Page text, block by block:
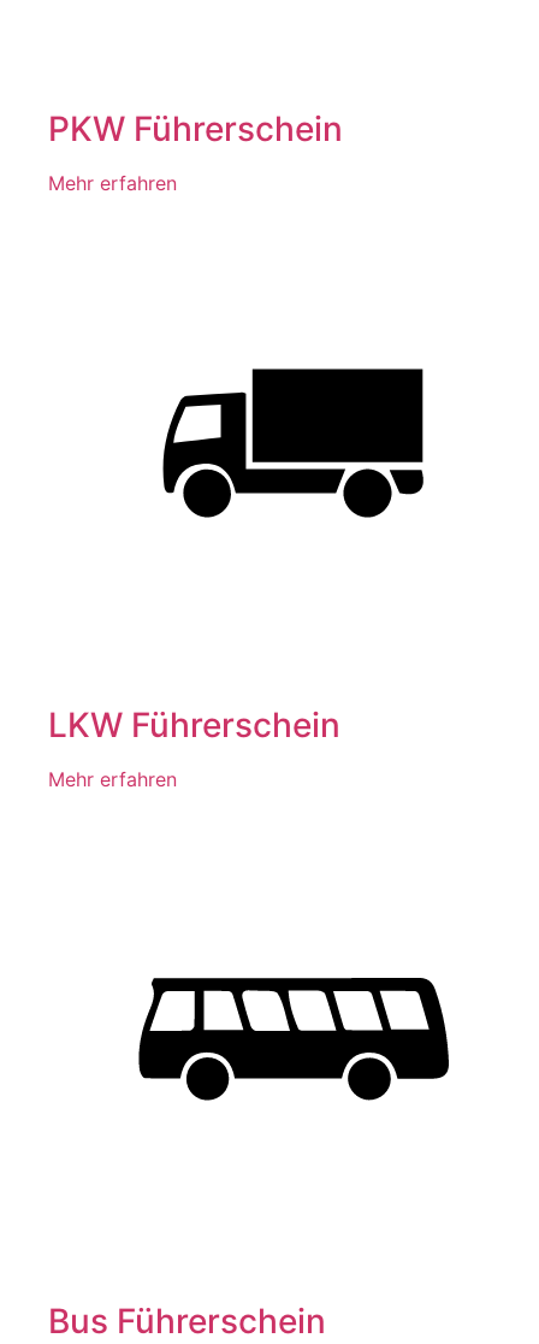
PKW Führerschein
Mehr erfahren
LKW Führerschein
Mehr erfahren
Bus Führerschein